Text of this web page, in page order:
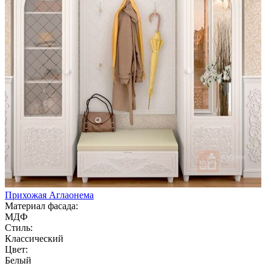
Прихожая Аглаонема
Материал фасада:
МДФ
Стиль:
Классический
Цвет:
Белый